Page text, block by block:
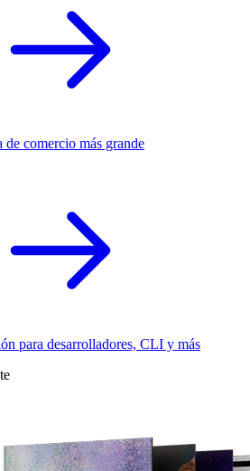
de comercio más grande
para desarrolladores, CLI y más